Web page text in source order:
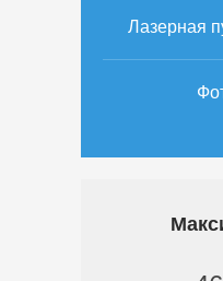
Лазерная